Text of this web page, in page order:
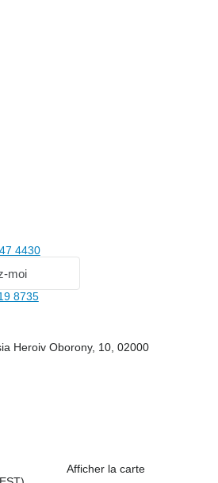
4430
moi
8735
Heroiv Oborony, 10, 02000
Afficher la carte